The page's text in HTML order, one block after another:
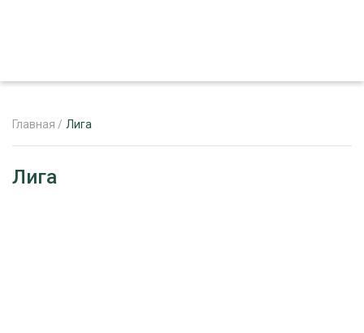
ЖУРНАЛ «ЛЕСНОЙ КОМПЛЕКС»
Главная / Лига
Лига